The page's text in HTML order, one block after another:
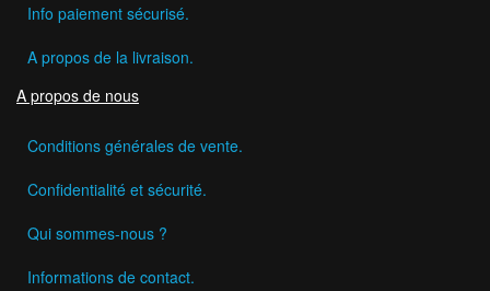
Info paiement sécurisé.
A propos de la livraison.
A propos de nous
Conditions générales de vente.
Confidentialité et sécurité.
Qui sommes-nous ?
Informations de contact.